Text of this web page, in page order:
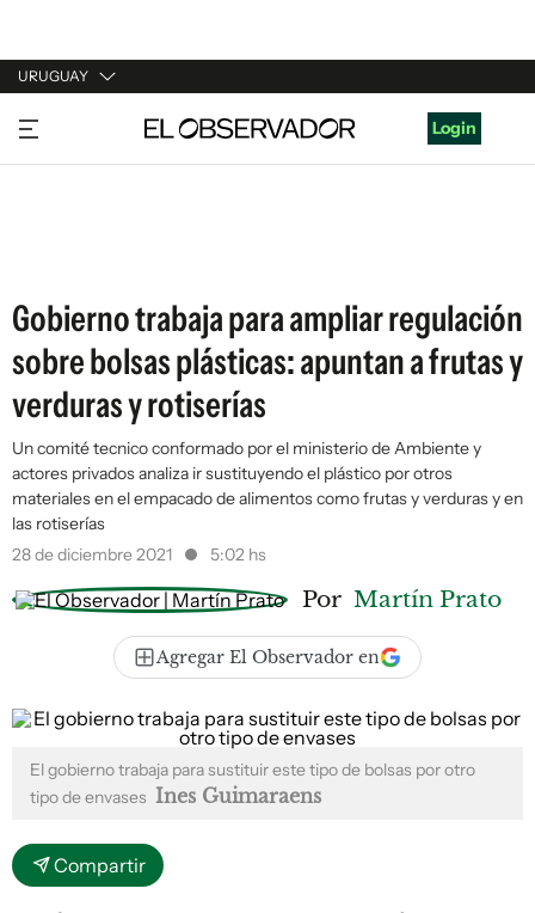
URUGUAY
URUGUAY
ARGENTINA
Login
Gobierno trabaja para ampliar regulación
sobre bolsas plásticas: apuntan a frutas y
verduras y rotiserías
Un comité tecnico conformado por el ministerio de Ambiente y
actores privados analiza ir sustituyendo el plástico por otros
materiales en el empacado de alimentos como frutas y verduras y en
las rotiserías
28 de diciembre 2021
5:02 hs
Por Martín Prato
Agregar El Observador en
El gobierno trabaja para sustituir este tipo de bolsas por otro
tipo de envases Ines Guimaraens
Compartir